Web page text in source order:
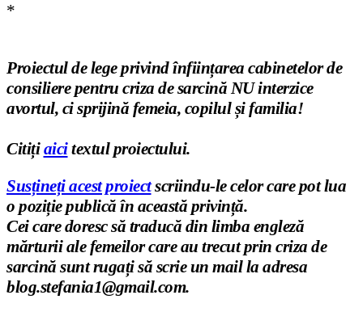
*
Proiectul de lege privind înființarea cabinetelor de
consiliere pentru criza de sarcină NU interzice
avortul, ci sprijină femeia, copilulși familia!
Citițiaicitextul proiectului.
Susțineți acest proiectscriindu-le celor care pot lua
o poziție publică în această privință.
Cei care doresc să traducă din limba engleză
mărturii ale femeilor care au trecut prin criza de
sarcină sunt rugați să scrie un mail la adresa
blog.stefania1@gmail.com.